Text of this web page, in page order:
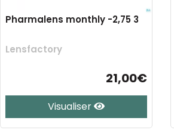
Pharmalens monthly -2,75 3
Lensfactory
21,00€
Visualiser